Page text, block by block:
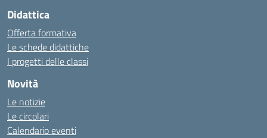
Didattica
Offerta formativa
Le schede didattiche
I progetti delle classi
Novità
Le notizie
Le circolari
Calendario eventi